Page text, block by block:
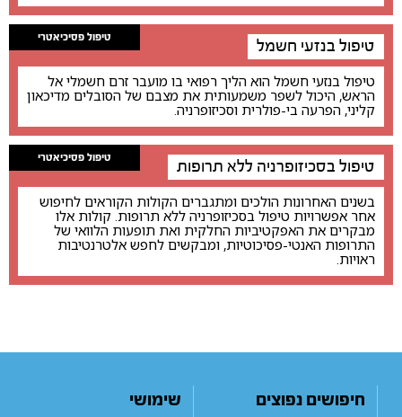
טיפול פסיכיאטרי טיפול בנזעי חשמל
טיפול בנזעי חשמל הוא הליך רפואי בו מועבר זרם חשמלי אל
הראש, היכול לשפר משמעותית את מצבם של הסובלים מדיכאון
קליני, הפרעה בי-פולרית וסכיזופרניה.
טיפול פסיכיאטרי טיפול בסכיזופרניה ללא תרופות
בשנים האחרונות הולכים ומתגברים הקולות הקוראים לחיפוש
אחר אפשרויות טיפול בסכיזופרניה ללא תרופות. קולות אלו
מבקרים את האפקטיביות החלקית ואת תופעות הלוואי של
התרופות האנטי-פסיכוטיות, ומבקשים לחפש אלטרנטיבות
ראויות.
חיפושים נפוצים
שימושי